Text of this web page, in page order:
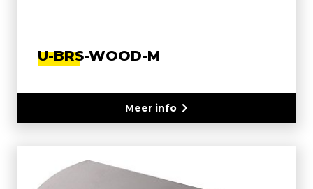
U-BRS-WOOD-M
Meer info